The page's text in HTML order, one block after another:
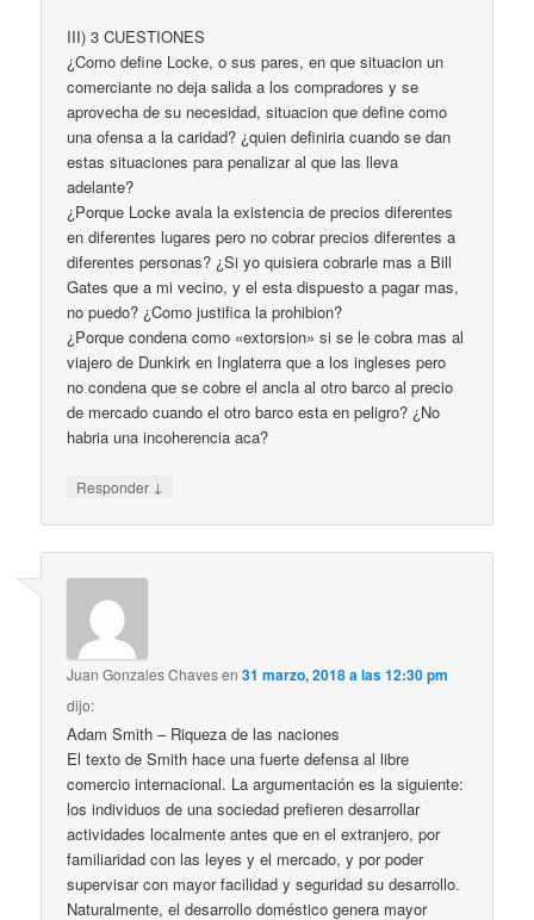
III) 3 CUESTIONES
¿Como define Locke, o sus pares, en que situacion un
comerciante no deja salida a los compradores y se
aprovecha de su necesidad, situacion que define como
una ofensa a la caridad? ¿quien definiria cuando se dan
estas situaciones para penalizar al que las lleva
adelante?
¿Porque Locke avala la existencia de precios diferentes
en diferentes lugares pero no cobrar precios diferentes a
diferentes personas? ¿Si yo quisiera cobrarle mas a Bill
Gates que a mi vecino, y el esta dispuesto a pagar mas,
no puedo? ¿Como justifica la prohibion?
¿Porque condena como «extorsion» si se le cobra mas al
viajero de Dunkirk en Inglaterra que a los ingleses pero
no condena que se cobre el ancla al otro barco al precio
de mercado cuando el otro barco esta en peligro? ¿No
habria una incoherencia aca?
Responder ↓
Juan Gonzales Chavesen31 marzo, 2018 a las 12:30 pm
dijo:
Adam Smith – Riqueza de las naciones
El texto de Smith hace una fuerte defensa al libre
comercio internacional. La argumentación es la siguiente:
los individuos de una sociedad prefieren desarrollar
actividades localmente antes que en el extranjero, por
familiaridad con las leyes y el mercado, y por poder
supervisar con mayor facilidad y seguridad su desarrollo.
Naturalmente, el desarrollo doméstico genera mayor